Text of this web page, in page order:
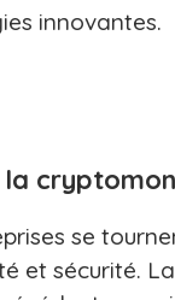
innovantes.
se
et sécurité.